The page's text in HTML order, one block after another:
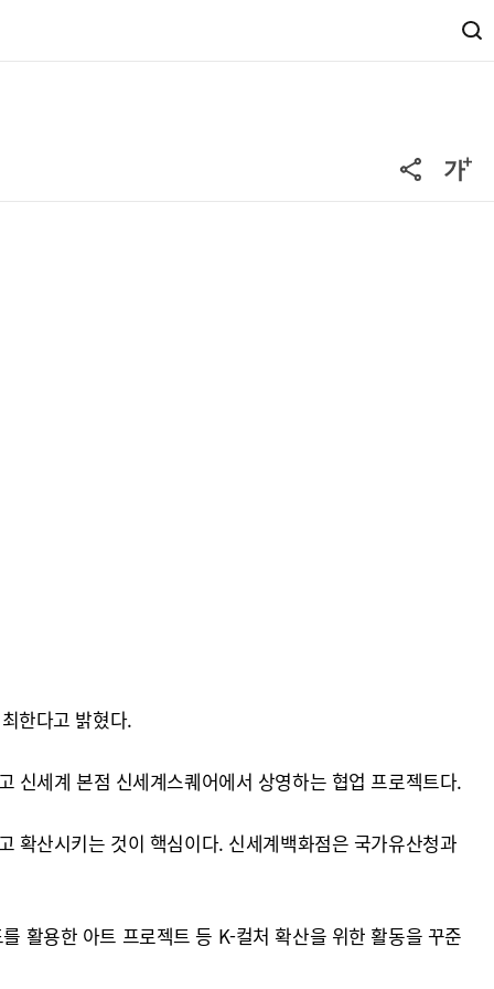
한다고 밝혔다.
신세계 본점 신세계스퀘어에서 상영하는 협업 프로젝트다.
확산시키는 것이 핵심이다. 신세계백화점은 국가유산청과
활용한 아트 프로젝트 등 K-컬처 확산을 위한 활동을 꾸준